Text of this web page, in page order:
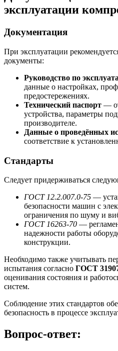
эксплуатации
Документация
При эксплуатации
документы:
Руководство по
данные о настройках,
предостережениях.
Технический паспорт —
устройства, параметры
производителе.
Данные о проведённых
соответствие к
Стандарты
Следует придерживаться
ГОСТ 12.2.007.0-75 —
безопасности машин с
ограничения по шуму и
ГОСТ 16263-70 —
надежности работы
конструкции.
Необходимо также учитывать
испытания согласно ГОСТ
оценивания состояния и
систем.
Соблюдение этих стандартов
безопасность в процессе
Вопрос-ответ: